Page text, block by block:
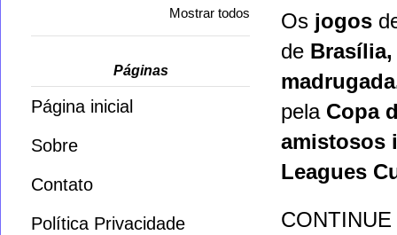
Os jogos
de Brasília,
pela Copa
amistosos
Leagues
Mostrar todos
Páginas
Página inicial
Sobre
Contato
Política Privacidade